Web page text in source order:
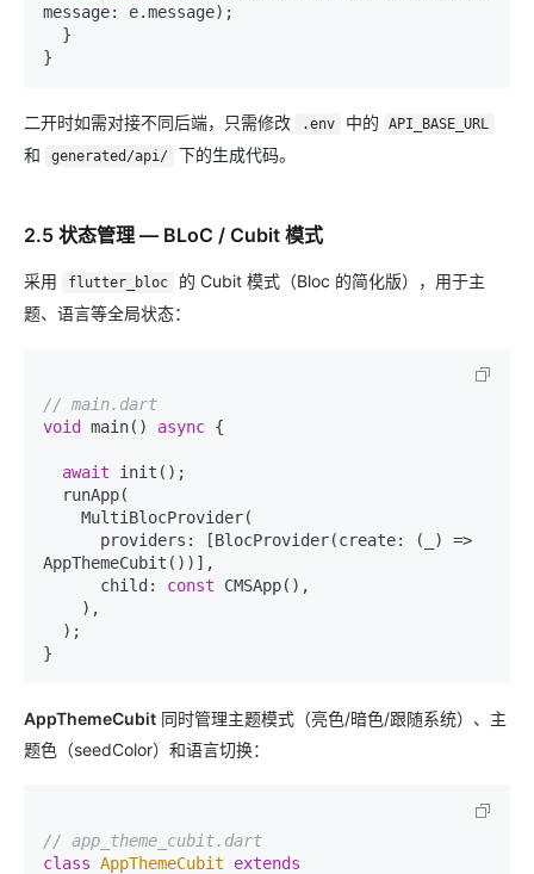
message: e.message);
二开时如需对接不同后端，只需修改 .env 中的 API_BASE_URL
和 generated/api/ 下的生成代码。
2.5 状态管理 — BLoC / Cubit 模式
采用 flutter_bloc
的 Cubit 模式（Bloc 的简化版），用于主
题、语言等全局状态：
// main.dart
void
main() async {
await init();
AppThemeCubit())],
      child:
const CMSApp(),
AppThemeCubit 同时管理主题模式（亮色/暗色/跟随系统）、主
题色（seedColor）和语言切换：
// app_theme_cubit.dart
class AppThemeCubit
extends